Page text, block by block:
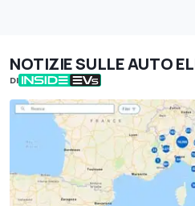
NOTIZIE SULLE AUTO
DI